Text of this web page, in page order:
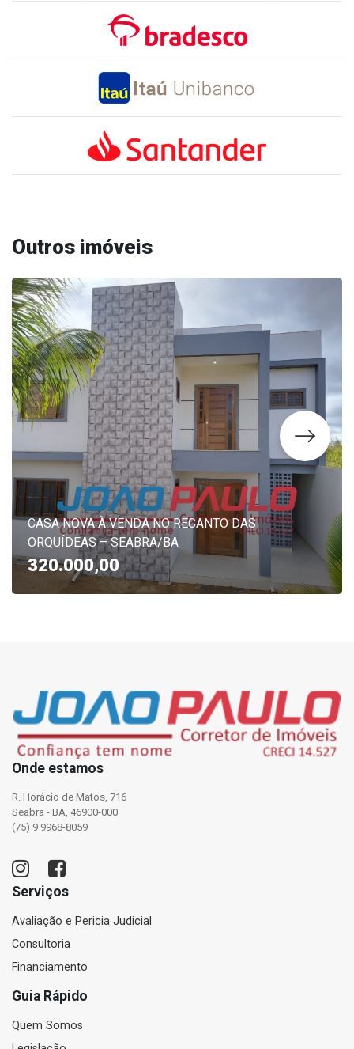
Outros imóveis
CASA NOVA À VENDA NO RECANTO DAS
ORQUÍDEAS – SEABRA/BA
320.000,00
Onde estamos
R. Horácio de Matos, 716
Seabra - BA, 46900-000
(75) 9 9968-8059
Serviços
Avaliação e Pericia Judicial
Consultoria
Financiamento
Guia Rápido
Quem Somos